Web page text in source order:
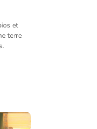
et
terre